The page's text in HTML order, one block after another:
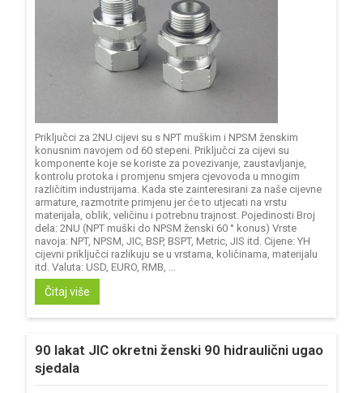
Priključci za 2NU cijevi su s NPT muškim i NPSM ženskim
konusnim navojem od 60 stepeni. Priključci za cijevi su
komponente koje se koriste za povezivanje, zaustavljanje,
kontrolu protoka i promjenu smjera cjevovoda u mnogim
različitim industrijama. Kada ste zainteresirani za naše cijevne
armature, razmotrite primjenu jer će to utjecati na vrstu
materijala, oblik, veličinu i potrebnu trajnost. Pojedinosti Broj
dela: 2NU (NPT muški do NPSM ženski 60 ° konus) Vrste
navoja: NPT, NPSM, JIC, BSP, BSPT, Metric, JIS itd. Cijene: YH
cijevni priključci razlikuju se u vrstama, količinama, materijalu
itd. Valuta: USD, EURO, RMB, ...
Čitaj više
90 lakat JIC okretni ženski 90 hidraulični ugao
sjedala